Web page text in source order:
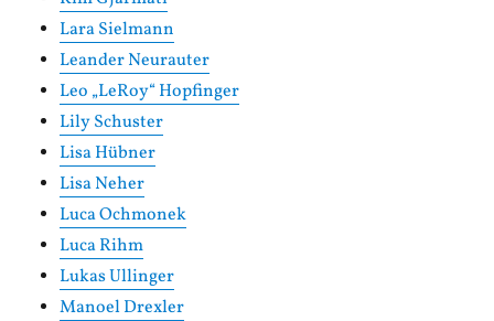
Lara Sielmann
Leander Neurauter
Leo „LeRoy“ Hopfinger
Lily Schuster
Lisa Hübner
Lisa Neher
Luca Ochmonek
Luca Rihm
Lukas Ullinger
Manoel Drexler